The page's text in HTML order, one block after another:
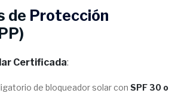
de Protección
Certificada:
de bloqueador solar con SPF 30 o